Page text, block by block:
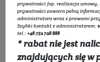
Tonik
prywatności (np. realizacja
prywatnościzawiera pełną
administratora wraz z prawami
Szybki kontakt z administratorem:
tel.:+48 732 728 888
* rabat nie jest
znajdujących się w